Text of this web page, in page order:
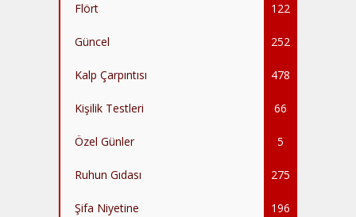
Flört 122
Güncel 252
Kalp Çarpıntısı 478
Kişilik Testleri 66
Özel Günler 5
Ruhun Gıdası 275
Şifa Niyetine 196